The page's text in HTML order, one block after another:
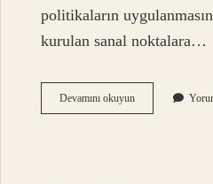
politikaların
kurulan sanal noktalara…
Devamını okuyunBir
Metnin